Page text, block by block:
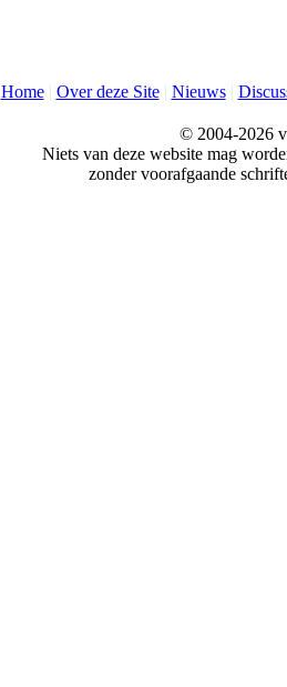
Home| Over deze Site| Nieuws|
© 2004-2026
Niets van deze website mag
zonder voorafgaande